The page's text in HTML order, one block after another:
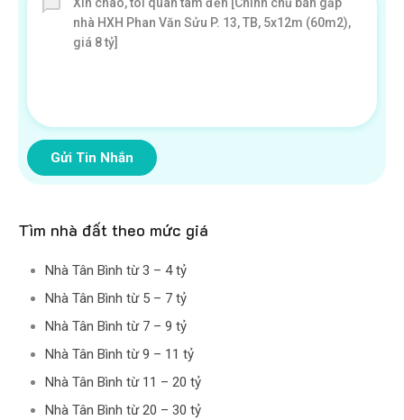
Gửi Tin Nhắn
Tìm nhà đất theo mức giá
Nhà Tân Bình từ 3 – 4 tỷ
Nhà Tân Bình từ 5 – 7 tỷ
Nhà Tân Bình từ 7 – 9 tỷ
Nhà Tân Bình từ 9 – 11 tỷ
Nhà Tân Bình từ 11 – 20 tỷ
Nhà Tân Bình từ 20 – 30 tỷ